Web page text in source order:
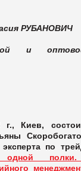
РУБАНОВИЧ
и
г., Киев,
по
одной